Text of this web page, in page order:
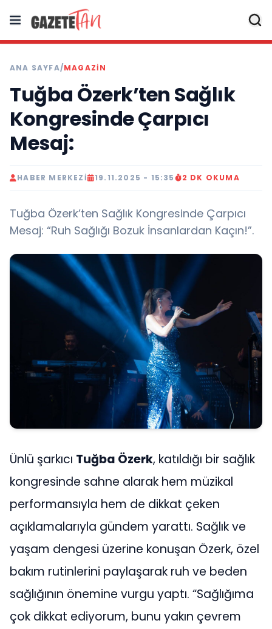
ANA SAYFA/MAGAZİN
Tuğba Özerk’ten Sağlık
Kongresinde Çarpıcı
Mesaj:
HABER MERKEZI 19.11.2025 - 15:35 2 DK OKUMA
Tuğba Özerk’ten Sağlık Kongresinde Çarpıcı
Mesaj: “Ruh Sağlığı Bozuk İnsanlardan Kaçın!”.
Ünlü şarkıcı Tuğba Özerk, katıldığı bir sağlık
kongresinde sahne alarak hem müzikal
performansıyla hem de dikkat çeken
açıklamalarıyla gündem yarattı. Sağlık ve
yaşam dengesi üzerine konuşan Özerk, özel
bakım rutinlerini paylaşarak ruh ve beden
sağlığının önemine vurgu yaptı. “Sağlığıma
çok dikkat ediyorum, bunu yakın çevrem